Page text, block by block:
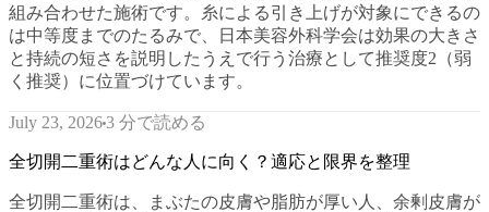
組み合わせた施術です。糸による引き上げが対象にできるの
は中等度までのたるみで、日本美容外科学会は効果の大きさ
と持続の短さを説明したうえで行う治療として推奨度2（弱
く推奨）に位置づけています。
July 23, 20263 分で読める
全切開二重術はどんな人に向く？適応と限界を整理
全切開二重術は、まぶたの皮膚や脂肪が厚い人、余剰皮膚が